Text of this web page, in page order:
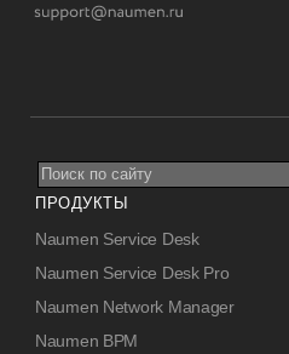
ПРОДУКТЫ
Naumen Service Desk
Naumen Service Desk Pro
Naumen Network Manager
Naumen BPM